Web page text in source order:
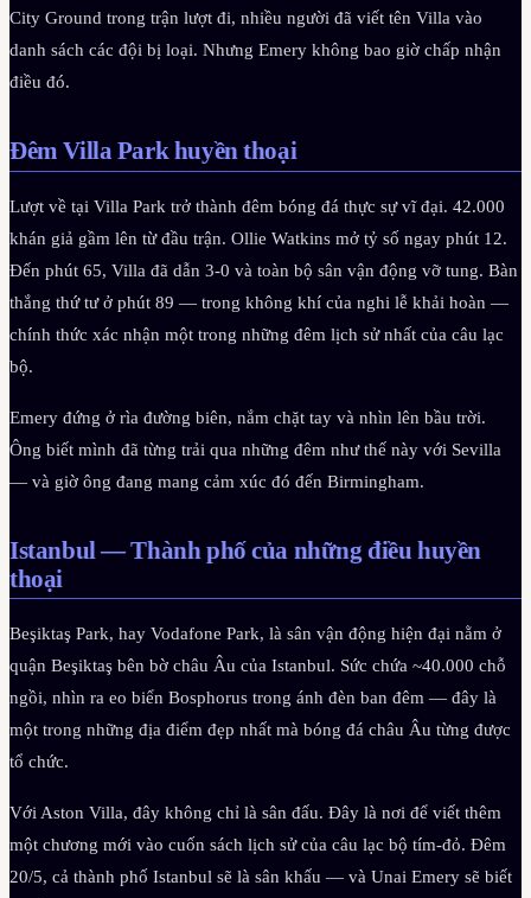
City Ground trong trận lượt đi, nhiều người đã viết tên Villa vào
danh sách các đội bị loại. Nhưng Emery không bao giờ chấp nhận
điều đó.
Đêm Villa Park huyền thoại
Lượt về tại Villa Park trở thành đêm bóng đá thực sự vĩ đại. 42.000
khán giả gầm lên từ đầu trận. Ollie Watkins mở tỷ số ngay phút 12.
Đến phút 65, Villa đã dẫn 3-0 và toàn bộ sân vận động vỡ tung. Bàn
thắng thứ tư ở phút 89 — trong không khí của nghi lễ khải hoàn —
chính thức xác nhận một trong những đêm lịch sử nhất của câu lạc
bộ.
Emery đứng ở rìa đường biên, nắm chặt tay và nhìn lên bầu trời.
Ông biết mình đã từng trải qua những đêm như thế này với Sevilla
— và giờ ông đang mang cảm xúc đó đến Birmingham.
Istanbul — Thành phố của những điều huyền
thoại
Beşiktaş Park, hay Vodafone Park, là sân vận động hiện đại nằm ở
quận Beşiktaş bên bờ châu Âu của Istanbul. Sức chứa ~40.000 chỗ
ngồi, nhìn ra eo biển Bosphorus trong ánh đèn ban đêm — đây là
một trong những địa điểm đẹp nhất mà bóng đá châu Âu từng được
tổ chức.
Với Aston Villa, đây không chỉ là sân đấu. Đây là nơi để viết thêm
một chương mới vào cuốn sách lịch sử của câu lạc bộ tím-đỏ. Đêm
20/5, cả thành phố Istanbul sẽ là sân khấu — và Unai Emery sẽ biết